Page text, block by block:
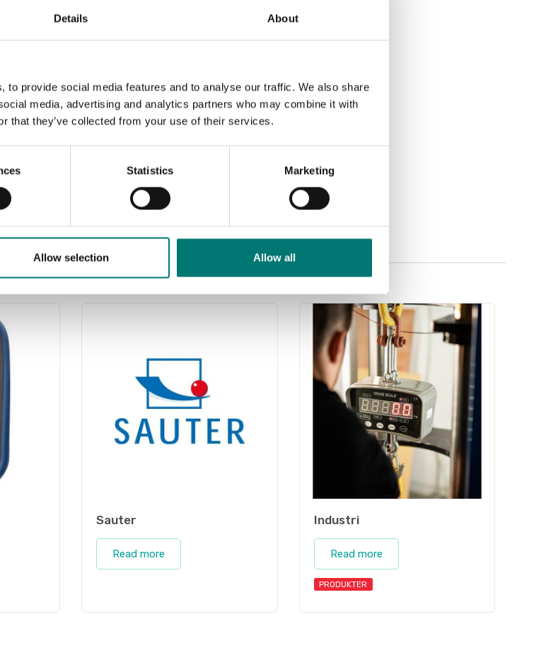
Details About
to provide social media features and to analyse our traffic. We also share
media, advertising and analytics partners who may combine it with
that they’ve collected from your use of their services.
Statistics Marketing
Allow selection Allow all
Sauter
Read more
Industri
Read more
PRODUKTER